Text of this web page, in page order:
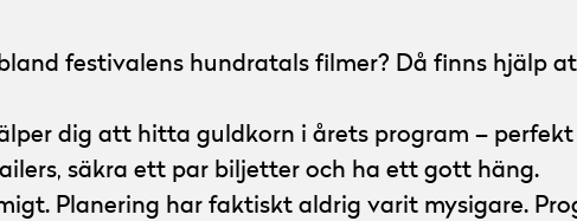
festivalens hundratals filmer? Då finns hjälp
dig att hitta guldkorn i årets program –
säkra ett par biljetter och ha ett gott häng.
Planering har faktiskt aldrig varit mysigare.